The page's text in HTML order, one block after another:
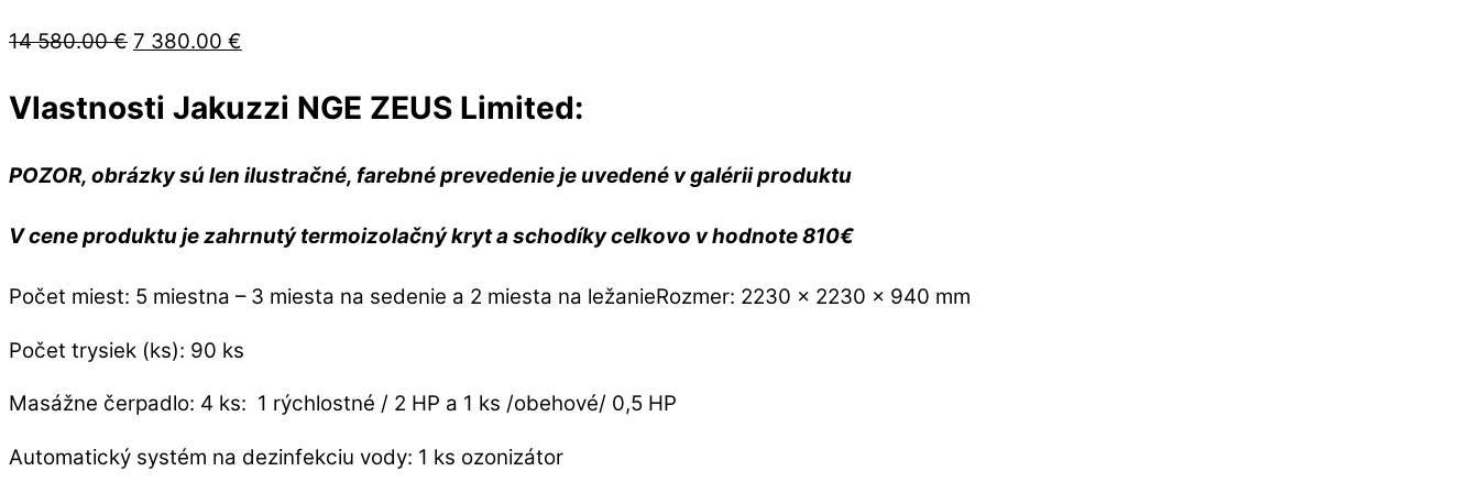
14 580.00€ Pôvodná
bola:
580.00 €.
7 380.00 €
je:
380.00 €.
Vlastnosti Jakuzzi NGE ZEUS Limited:
POZOR, obrázky sú len ilustračné, farebné prevedenie je uvedené v galérii produktu
V cene produktu je zahrnutý termoizolačný kryt a schodíky celkovo v hodnote 810€
Počet miest: 5 miestna – 3 miesta na sedenie a 2 miesta na ležanieRozmer: 2230 x 2230 x 940 mm
Počet trysiek (ks): 90 ks
Masážne čerpadlo: 4 ks: 1 rýchlostné / 2 HP a 1 ks /obehové/ 0,5 HP
Automatický systém na dezinfekciu vody: 1 ks ozonizátor